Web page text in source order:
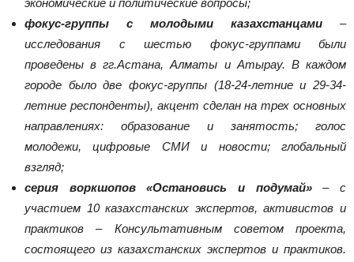
экономические и политические вопросы;
фокус-группы с молодыми казахстанцами –
исследования с шестью фокус-группами были
проведены в гг.Астана, Алматы и Атырау. В каждом
городе было две фокус-группы (18-24-летние и 29-34-
летние респонденты), акцент сделан на трех основных
направлениях: образование и занятость; голос
молодежи, цифровые СМИ и новости; глобальный
взгляд;
серия воркшопов «Остановись и подумай»– с
участием 10 казахстанских экспертов, активистов и
практиков – Консультативным советом проекта,
состоящего из казахстанских экспертов и практиков.